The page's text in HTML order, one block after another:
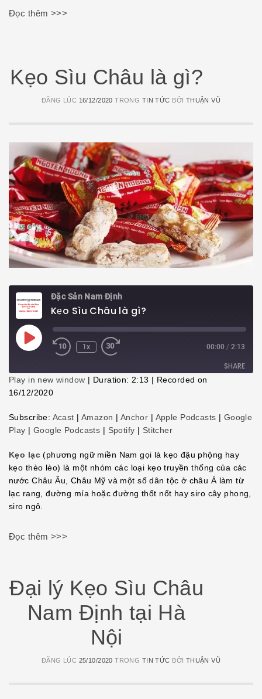
Đọc thêm >>>
Kẹo Sìu Châu là gì?
ĐĂNG LÚC 16/12/2020 TRONG TIN TỨC BỞI THUẬN VŨ
Đặc Sản Nam Định
Kẹo Sìu Châu là gì?
Play
Episode
1x 00:00 / 2:13
SHARE
SHARE
LINK
EMBED
Play in new window | Duration: 2:13 | Recorded on
16/12/2020
Subscribe: Acast | Amazon | Anchor | Apple Podcasts | Google
Play | Google Podcasts | Spotify | Stitcher
Kẹo lạc(phương ngữ miền Nam gọi là kẹo đậu phộng hay
kẹo thèo lèo) là một nhóm các loại kẹo truyền thống của các
nước Châu Âu, Châu Mỹ và một số dân tộc ở châu Á làm từ
lạc rang, đường mía hoặc đường thốt nốt hay siro cây phong,
siro ngô.
Đọc thêm >>>
Đại lý Kẹo Sìu Châu
Nam Định tại Hà
Nội
ĐĂNG LÚC 25/10/2020 TRONG TIN TỨC BỞI THUẬN VŨ